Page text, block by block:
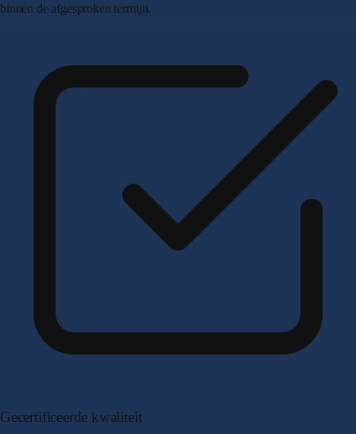
binnen de afgesproken termijn.
Gecertificeerde kwaliteit